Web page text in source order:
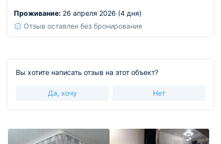
Проживание: 26 апреля 2026 (4 дня)
Отзыв оставлен без бронирования
Вы хотите написать отзыв на этот объект?
Да, хочу Нет